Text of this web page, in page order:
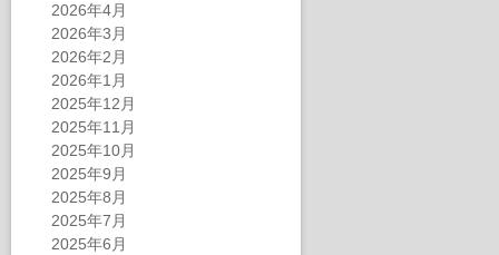
2026年4月
2026年3月
2026年2月
2026年1月
2025年12月
2025年11月
2025年10月
2025年9月
2025年8月
2025年7月
2025年6月